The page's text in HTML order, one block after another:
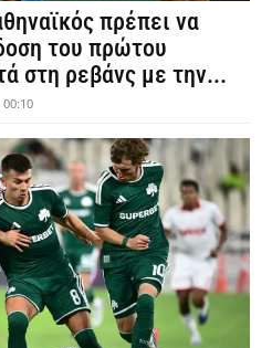
πρέπει να
του πρώτου
στη ρεβάνς με την...